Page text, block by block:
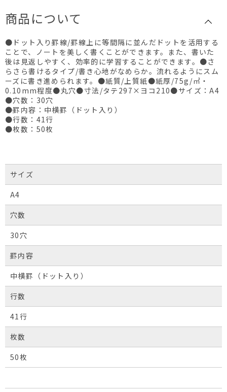
商品について
●ドット入り罫線/罫線上に等間隔に並んだドットを活用する
ことで、ノートを美しく書くことができます。また、書いた
後は見返しやすく、効率的に学習することができます。●さ
らさら書けるタイプ/書き心地がなめらか。流れるようにスム
ーズに書き進められます。●紙質/上質紙●紙厚/75g/㎡・
0.10mm程度●丸穴●寸法/タテ297×ヨコ210●サイズ：A4
●穴数：30穴
●罫内容：中横罫（ドット入り）
●行数：41行
●枚数：50枚
サイズ
A4
穴数
30穴
罫内容
中横罫（ドット入り）
行数
41行
枚数
50枚